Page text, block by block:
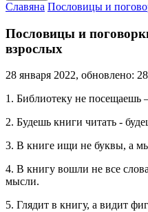
Славяна Пословицы и
Пословицы и
взрослых
28 января 2022, обновлено:
1. Библиотеку не посещаешь
2. Будешь книги читать -
3. В книге ищи не буквы, а
4. В книгу вошли не все
мысли.
5. Глядит в книгу, а видит